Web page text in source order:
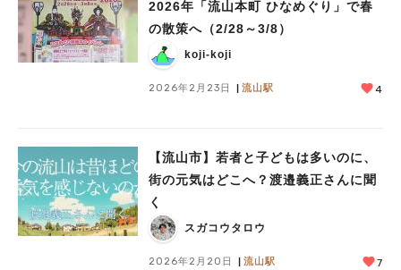
2026年「流山本町 ひなめぐり」で春
の散策へ（2/28～3/8）
koji-koji
2026年2月23日 流山駅 4
【流山市】若者と子どもは多いのに、
街の元気はどこへ？渡邉義正さんに聞
く
スガコウタロウ
2026年2月20日 流山駅 7